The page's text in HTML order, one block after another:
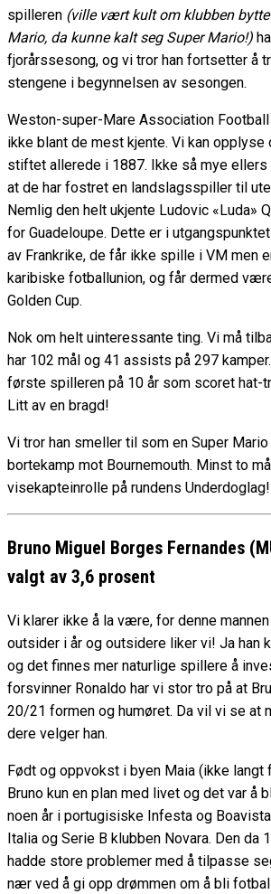
spilleren (ville vært kult om klubben
Mario, da kunne kalt seg Super Mario!)
fjorårssesong, og vi tror han fortsetter å
stengene i begynnelsen av sesongen.
Weston-super-Mare Association Football
ikke blant de mest kjente. Vi kan opplyse
stiftet allerede i 1887. Ikke så mye ellers
at de har fostret en landslagsspiller til
Nemlig den helt ukjente Ludovic «Luda»
for Guadeloupe. Dette er i
av Frankrike, de får ikke spille i VM men
karibiske fotballunion, og får dermed
Golden Cup.
Nok om helt uinteressante ting. Vi må
har 102 mål og 41 assists på 297
første spilleren på 10 år som scoret hat-
Litt av en bragd!
Vi tror han smeller til som en Super
bortekamp mot Bournemouth. Minst to
visekapteinrolle på rundens Underdoglag!
Bruno Miguel Borges Fernandes
valgt av 3,6 prosent
Vi klarer ikke å la være, for denne
outsider i år og outsidere liker vi! Ja han
og det finnes mer naturlige spillere å
forsvinner Ronaldo har vi stor tro på at
20/21 formen og humøret. Da vil vi se at
dere velger han.
Født og oppvokst i byen Maia (ikke langt
Bruno kun en plan med livet og det var å
noen år i portugisiske Infesta og
Italia og Serie B klubben Novara. Den da
hadde store problemer med å tilpasse
nær ved å gi opp drømmen om å bli